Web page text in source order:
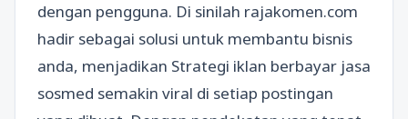
dengan pengguna. Di sinilah rajakomen.com
hadir sebagai solusi untuk membantu bisnis
anda, menjadikan Strategi iklan berbayar jasa
sosmed semakin viral di setiap postingan